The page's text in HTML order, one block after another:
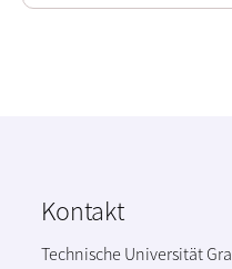
Kontakt
Technische Universität